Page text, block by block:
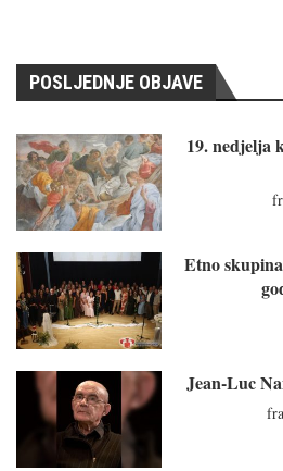
POSLJEDNJE OBJAVE
19. nedjelja
Etno
Jean-Luc